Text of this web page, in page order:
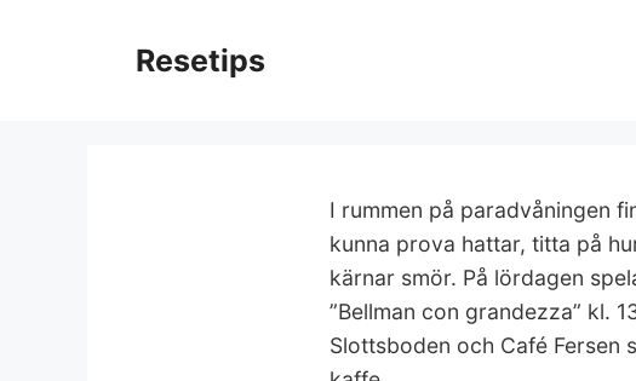
Resetips
I rummen på paradvåningen
kunna prova hattar, titta på
kärnar smör. På lördagen
”Bellman con grandezza” kl.
Slottsboden och Café